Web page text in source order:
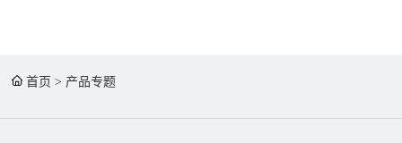
首页 > 产品专题